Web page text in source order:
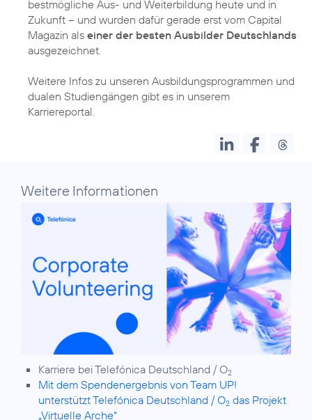
bestmögliche Aus- und Weiterbildung heute und in
Zukunft – und wurden dafür gerade erst vom Capital
Magazin als einer der besten Ausbilder Deutschlands
ausgezeichnet.
Weitere Infos zu unseren Ausbildungsprogrammen und
dualen Studiengängen gibt es in unserem
Karriereportal
Weitere Informationen
Karriere bei Telefónica Deutschland / O2
Mit dem Spendenergebnis von Team UP!
unterstützt Telefónica Deutschland / O2 das Projekt
„Virtuelle Arche“